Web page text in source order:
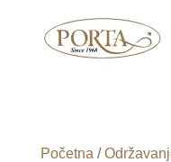
Početna /